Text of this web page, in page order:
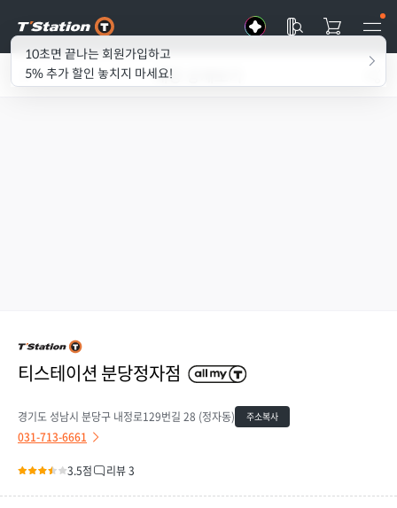
10초면 끝나는 회원가입하고
5% 추가 할인 놓치지 마세요!매장 상세보기
티스테이션 분당정자점
경기도 성남시 분당구 내정로129번길 28 (정자동) 주소복사
031-713-6661
3.5점 리뷰 3